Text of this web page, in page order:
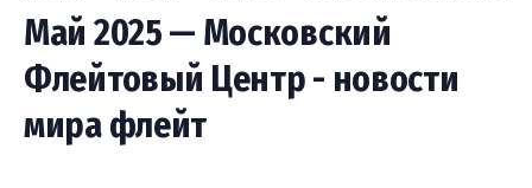
Май 2025 — Московский
Флейтовый Центр - новости
мира флейт